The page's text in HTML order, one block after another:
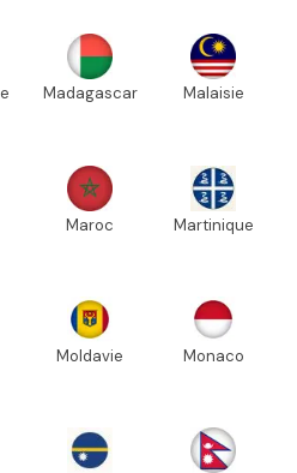
Madagascar Malaisie
Maroc Martinique
Moldavie Monaco